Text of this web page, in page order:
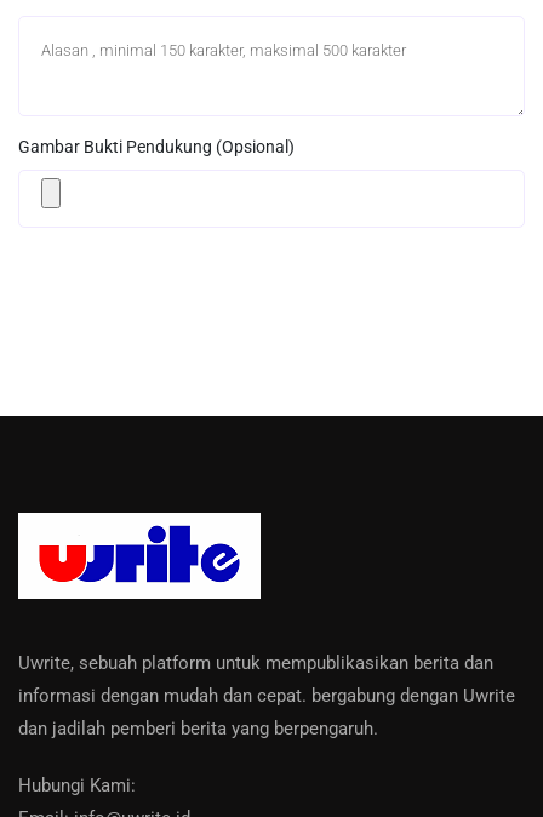
Gambar Bukti Pendukung (Opsional)
Uwrite, sebuah platform untuk mempublikasikan berita dan
informasi dengan mudah dan cepat. bergabung dengan Uwrite
dan jadilah pemberi berita yang berpengaruh.
Hubungi Kami: